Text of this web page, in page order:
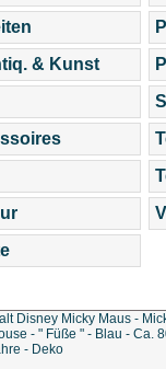
& Kunst
Disney Micky Maus -
- " Füße " - Blau - Ca.
- Deko